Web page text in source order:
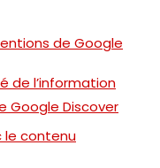
de Google
de l’information
Google Discover
le contenu